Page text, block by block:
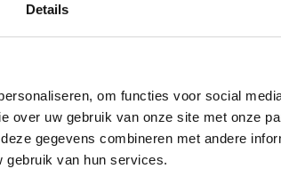
Details
om functies voor social
over uw gebruik van onze site met onze
gegevens combineren met andere
gebruik van hun services.